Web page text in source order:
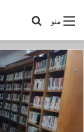
منو